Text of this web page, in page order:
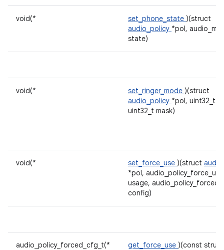
void(* set_phone_state )(struct
audio_policy *pol,
state)
void(* set_ringer_mode )(struct
audio_policy *pol, uint32_t
uint32_t mask)
void(* set_force_use )(struct
*pol,
usage,
config)
audio_policy_forced_cfg_t(* get_force_use )(const struct